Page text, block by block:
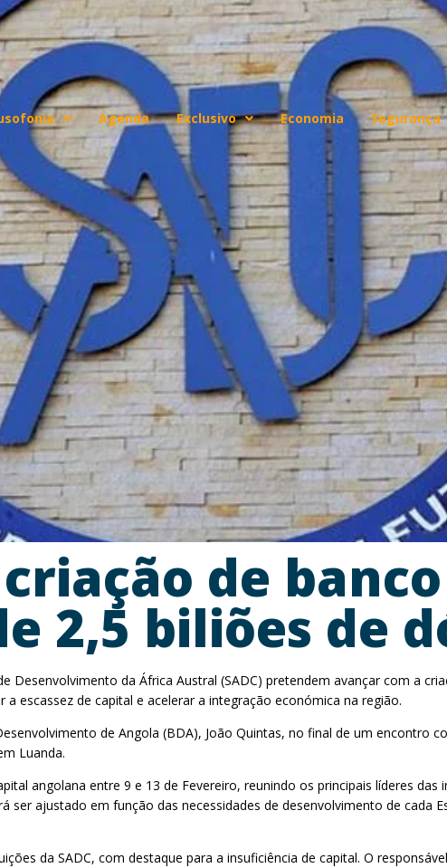
Agenda Exclusivo Economia Segurança
de
2,5 biliões de
Desenvolvimento da África Austral (SADC) pretendem avançar com a
escassez de capital e acelerar a integração económica na região.
de Angola (BDA), João Quintas, no final de um encontro
Luanda.
angolana entre 9 e 13 de Fevereiro, reunindo os principais líderes
ser ajustado em função das necessidades de desenvolvimento de cada
da SADC, com destaque para a insuficiência de capital. O